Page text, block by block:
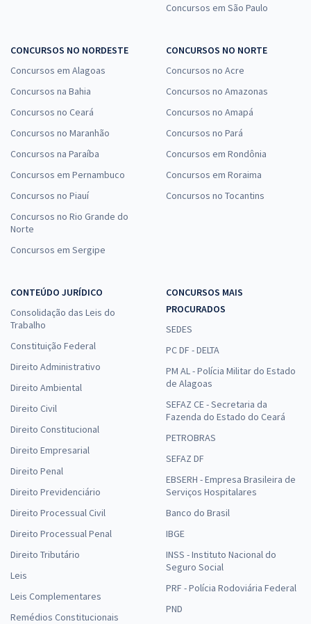
Concursos em São Paulo
CONCURSOS NO NORDESTE
Concursos em Alagoas
Concursos na Bahia
Concursos no Ceará
Concursos no Maranhão
Concursos na Paraíba
Concursos em Pernambuco
Concursos no Piauí
Concursos no Rio Grande do
Norte
Concursos em Sergipe
CONCURSOS NO NORTE
Concursos no Acre
Concursos no Amazonas
Concursos no Amapá
Concursos no Pará
Concursos em Rondônia
Concursos em Roraima
Concursos no Tocantins
CONTEÚDO JURÍDICO
Consolidação das Leis do
Trabalho
Constituição Federal
Direito Administrativo
Direito Ambiental
Direito Civil
Direito Constitucional
Direito Empresarial
Direito Penal
Direito Previdenciário
Direito Processual Civil
Direito Processual Penal
Direito Tributário
Leis
Leis Complementares
Remédios Constitucionais
CONCURSOS MAIS
PROCURADOS
SEDES
PC DF - DELTA
PM AL - Polícia Militar do Estado
de Alagoas
SEFAZ CE - Secretaria da
Fazenda do Estado do Ceará
PETROBRAS
SEFAZ DF
EBSERH - Empresa Brasileira de
Serviços Hospitalares
Banco do Brasil
IBGE
INSS - Instituto Nacional do
Seguro Social
PRF - Polícia Rodoviária Federal
PND